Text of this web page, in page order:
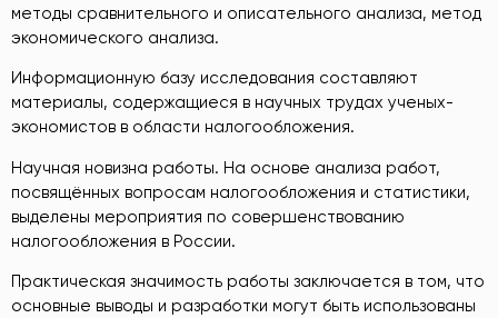
методы сравнительного и описательного анализа, метод
экономического анализа.
Информационную базу исследования составляют
материалы, содержащиеся в научных трудах ученых-
экономистов в области налогообложения.
Научная новизна работы. На основе анализа работ,
посвящённых вопросам налогообложения и статистики,
выделены мероприятия по совершенствованию
налогообложения в России.
Практическая значимость работы заключается в том, что
основные выводы и разработки могут быть использованы